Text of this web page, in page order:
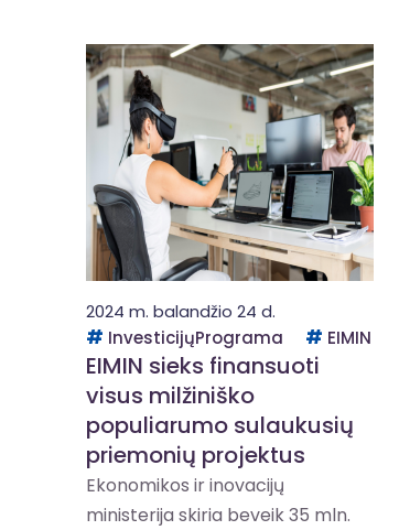
2024 m. balandžio 24 d.
InvesticijųPrograma
EIMIN
EIMIN sieks finansuoti
visus milžiniško
populiarumo sulaukusių
priemonių projektus
Ekonomikos ir inovacijų
ministerija skiria beveik 35 mln.